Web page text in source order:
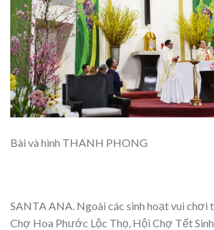
Bài và hình THANH PHONG
SANTA ANA. Ngoài các sinh hoạt vui chơi
Chợ Hoa Phước Lộc Thọ, Hội Chợ Tết